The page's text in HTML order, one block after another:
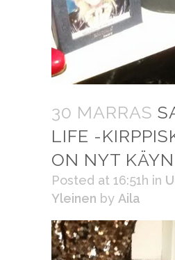
30 MARRAS
LIFE -
ON NYT
Posted at 16:51h in
Yleinen by Aila